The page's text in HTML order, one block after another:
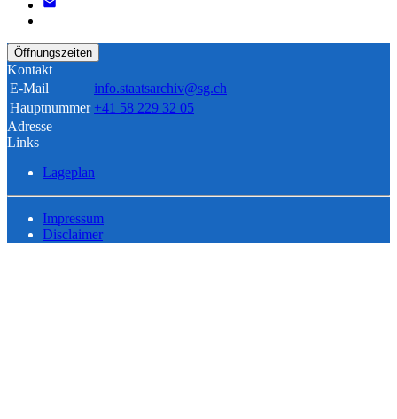
Öffnungszeiten
Kontakt
E-Mail
info.staatsarchiv@sg.ch
Hauptnummer +41 58 229 32 05
Adresse
Links
Lageplan
Impressum
Disclaimer